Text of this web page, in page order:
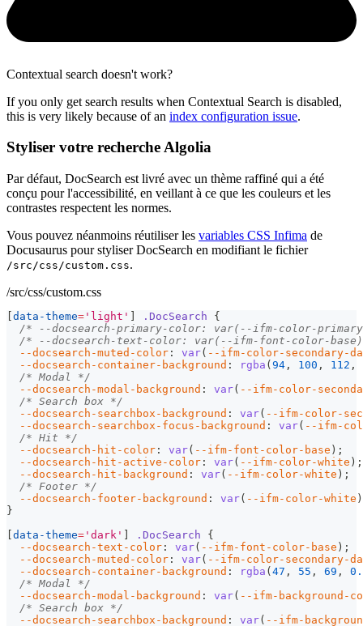
Contextual search doesn't work?
If you only get search results when Contextual Search is disabled,
this is very likely because of an index configuration issue.
Styliser votre recherche Algolia
Par défaut, DocSearch est livré avec un thème raffiné qui a été
conçu pour l'accessibilité, en veillant à ce que les couleurs et les
contrastes respectent les normes.
Vous pouvez néanmoins réutiliser les variables CSS Infima de
Docusaurus pour styliser DocSearch en modifiant le fichier
/src/css/custom.css.
/src/css/custom.css
data-theme= 'light' .DocSearch
{
/* --docsearch-primary-color: var(--ifm-color-
/* --docsearch-text-color: var(--ifm-font-color-
--docsearch-muted-color : var( --ifm-color-secondary-
--docsearch-container-background : rgba ( 94 , 100 , 112 ,
/* Modal */
--docsearch-modal-background : var( --ifm-color-
/* Search box */
--docsearch-searchbox-background : var( --ifm-color-
--docsearch-searchbox-focus-background : var( --ifm-
/* Hit */
--docsearch-hit-color : var( --ifm-font-color-base ) ;
--docsearch-hit-active-color : var( --ifm-color-white ) ;
--docsearch-hit-background : var( --ifm-color-white ) ;
/* Footer */
--docsearch-footer-background : var( --ifm-color-white )
}
data-theme= 'dark' .DocSearch
{
--docsearch-text-color : var( --ifm-font-color-base ) ;
--docsearch-muted-color : var( --ifm-color-secondary-
--docsearch-container-background : rgba ( 47 , 55 , 69 ,
/* Modal */
--docsearch-modal-background : var( --ifm-background-
/* Search box */
--docsearch-searchbox-background : var( --ifm-